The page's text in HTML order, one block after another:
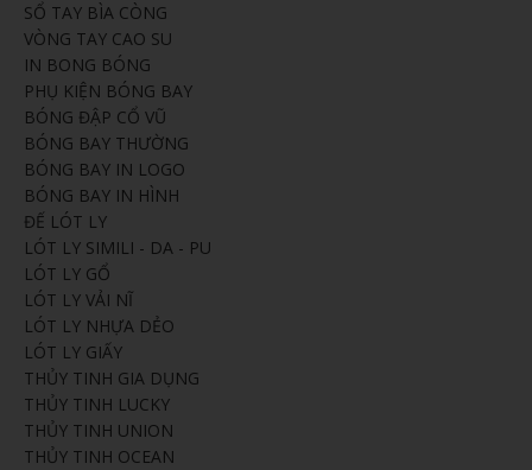
SỔ TAY BÌA CÒNG
VÒNG TAY CAO SU
IN BONG BÓNG
PHỤ KIỆN BÓNG BAY
BÓNG ĐẬP CỔ VŨ
BÓNG BAY THƯỜNG
BÓNG BAY IN LOGO
BÓNG BAY IN HÌNH
ĐẾ LÓT LY
LÓT LY SIMILI - DA - PU
LÓT LY GỔ
LÓT LY VẢI NĨ
LÓT LY NHỰA DẺO
LÓT LY GIẤY
THỦY TINH GIA DỤNG
THỦY TINH LUCKY
THỦY TINH UNION
THỦY TINH OCEAN